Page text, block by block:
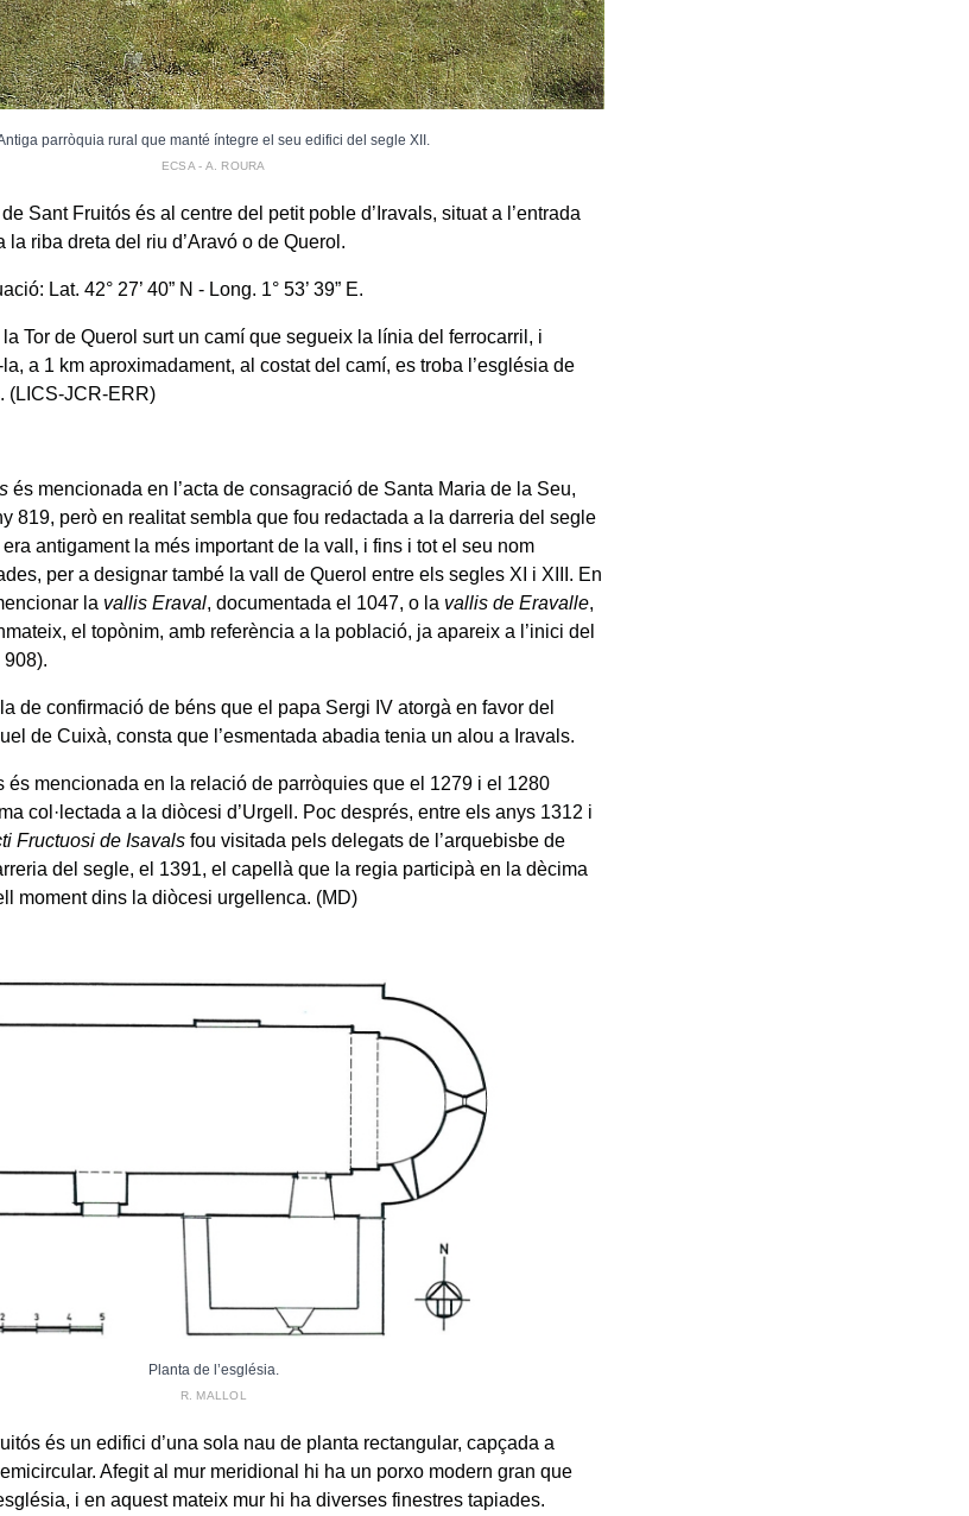
parròquia rural que manté íntegre el seu edifici del segle XII.
ECSA - A. ROURA
Sant Fruitós és al centre del petit poble d’Iravals, situat a l’entrada
la riba dreta del riu d’Aravó o de Querol.
Lat. 42° 27’ 40” N - Long. 1° 53’ 39” E.
Tor de Querol surt un camí que segueix la línia del ferrocarril, i
a 1 km aproximadament, al costat del camí, es troba l’església de
(LICS-JCR-ERR)
és mencionada en l’acta de consagració de Santa Maria de la Seu,
819, però en realitat sembla que fou redactada a la darreria del segle
antigament la més important de la vall, i fins i tot el seu nom
per a designar també la vall de Querol entre els segles XI i XIII. En
la vallis Eraval, documentada el 1047, o la vallis de Eravalle,
el topònim, amb referència a la població, ja apareix a l’inici del
908).
de confirmació de béns que el papa Sergi IV atorgà en favor del
de Cuixà, consta que l’esmentada abadia tenia un alou a Iravals.
és mencionada en la relació de parròquies que el 1279 i el 1280
col·lectada a la diòcesi d’Urgell. Poc després, entre els anys 1312 i
Fructuosi de Isavals fou visitada pels delegats de l’arquebisbe de
del segle, el 1391, el capellà que la regia participà en la dècima
moment dins la diòcesi urgellenca. (MD)
Planta de l’església.
R. MALLOL
és un edifici d’una sola nau de planta rectangular, capçada a
Afegit al mur meridional hi ha un porxo modern gran que
i en aquest mateix mur hi ha diverses finestres tapiades.